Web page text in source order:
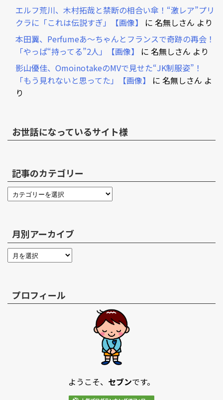
エルフ荒川、木村拓哉と禁断の相合い傘！“激レア”プリ
クラに「これは伝説すぎ」【画像】
に 名無しさん より
本田翼、Perfumeあ～ちゃんとフランスで奇跡の再会！
「やっぱ“持ってる”2人」【画像】
に 名無しさん より
影山優佳、OmoinotakeのMVで見せた“JK制服姿”！
「もう見れないと思ってた」【画像】
に 名無しさん よ
り
お世話になっているサイト様
記事のカテゴリー
月別アーカイブ
プロフィール
ようこそ、 セブンです。